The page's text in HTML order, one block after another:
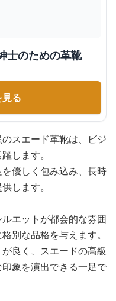
士のための革靴
る
スエード革靴は、ビジ
します。
優しく包み込み、長時
します。
エットが都会的な雰囲
別な品格を与えます。
良く、スエードの高級
象を演出できる一足で